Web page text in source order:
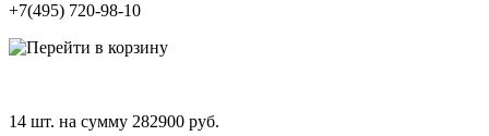
+7(495) 720-98-10
14 шт. на сумму 282900 руб.